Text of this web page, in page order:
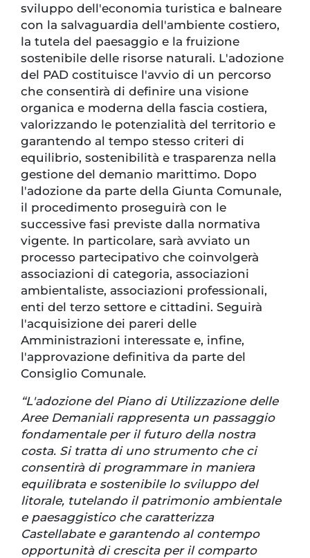
sviluppo dell'economia turistica e balneare
con la salvaguardia dell'ambiente costiero,
la tutela del paesaggio e la fruizione
sostenibile delle risorse naturali. L'adozione
del PAD costituisce l'avvio di un percorso
che consentirà di definire una visione
organica e moderna della fascia costiera,
valorizzando le potenzialità del territorio e
garantendo al tempo stesso criteri di
equilibrio, sostenibilità e trasparenza nella
gestione del demanio marittimo. Dopo
l'adozione da parte della Giunta Comunale,
il procedimento proseguirà con le
successive fasi previste dalla normativa
vigente. In particolare, sarà avviato un
processo partecipativo che coinvolgerà
associazioni di categoria, associazioni
ambientaliste, associazioni professionali,
enti del terzo settore e cittadini. Seguirà
l'acquisizione dei pareri delle
Amministrazioni interessate e, infine,
l'approvazione definitiva da parte del
Consiglio Comunale.
“L'adozione del Piano di Utilizzazione delle
Aree Demaniali rappresenta un passaggio
fondamentale per il futuro della nostra
costa. Si tratta di uno strumento che ci
consentirà di programmare in maniera
equilibrata e sostenibile lo sviluppo del
litorale, tutelando il patrimonio ambientale
e paesaggistico che caratterizza
Castellabate e garantendo al contempo
opportunità di crescita per il comparto